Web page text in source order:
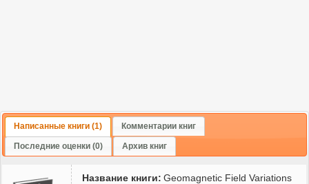
Написанные книги (1) Комментарии книг
Последние оценки (0) Архив книг
Название книги: Geomagnetic Field Variations